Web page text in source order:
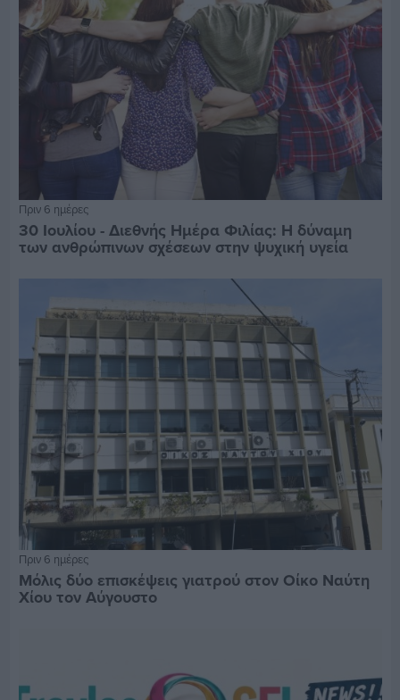
Πριν 6 ημέρες
30 Ιουλίου - Διεθνής Ημέρα Φιλίας: Η δύναμη
των ανθρώπινων σχέσεων στην ψυχική υγεία
Πριν 6 ημέρες
Μόλις δύο επισκέψεις γιατρού στον Οίκο Ναύτη
Χίου τον Αύγουστο